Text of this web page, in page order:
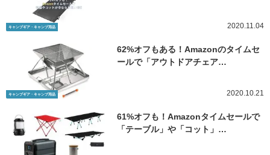
キャンプギア・キャンプ用品 2020.11.04
キャンプギア・キャンプ用品
62%オフもある！Amazonのタイムセ
ールで「アウトドアチェア…
2020.10.21
61%オフも！Amazonタイムセールで
「テーブル」や「コット」…